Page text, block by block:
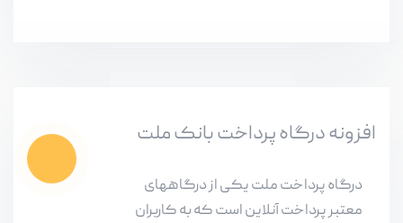
افزونه درگاه پرداخت بانک ملت
درگاه پرداخت ملت یکی از درگاههای
معتبر پرداخت آنلاین است که به کاربران